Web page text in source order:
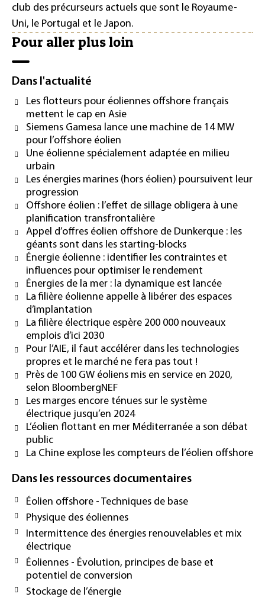
club des précurseurs actuels que sont le Royaume-
Uni, le Portugal et le Japon.
Pour aller plus loin
Dans l'actualité
Les flotteurs pour éoliennes offshore français
mettent le cap en Asie
Siemens Gamesa lance une machine de 14 MW
pour l’offshore éolien
Une éolienne spécialement adaptée en milieu
urbain
Les énergies marines (hors éolien) poursuivent leur
progression
Offshore éolien : l’effet de sillage obligera à une
planification transfrontalière
Appel d’offres éolien offshore de Dunkerque : les
géants sont dans les starting-blocks
Énergie éolienne : identifier les contraintes et
influences pour optimiser le rendement
Énergies de la mer : la dynamique est lancée
La filière éolienne appelle à libérer des espaces
d’implantation
La filière électrique espère 200 000 nouveaux
emplois d’ici 2030
Pour l’AIE, il faut accélérer dans les technologies
propres et le marché ne fera pas tout !
Près de 100 GW éoliens mis en service en 2020,
selon BloombergNEF
Les marges encore ténues sur le système
électrique jusqu’en 2024
L’éolien flottant en mer Méditerranée a son débat
public
La Chine explose les compteurs de l’éolien offshore
Dans les ressources documentaires
Éolien offshore - Techniques de base
Physique des éoliennes
Intermittence des énergies renouvelables et mix
électrique
Éoliennes - Évolution, principes de base et
potentiel de conversion
Stockage de l’énergie